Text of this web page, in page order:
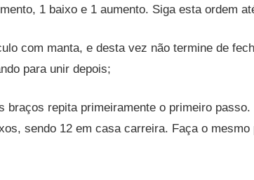
1 baixo e 1 aumento. Siga esta ordem
com manta, e desta vez não termine de
para unir depois;
braços repita primeiramente o primeiro passo.
sendo 12 em casa carreira. Faça o